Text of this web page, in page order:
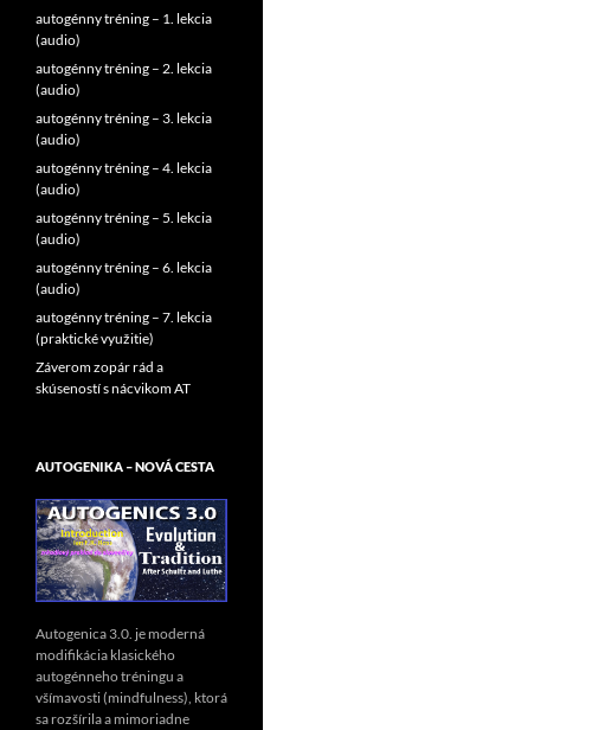
autogénny tréning – 1. lekcia
(audio)
autogénny tréning – 2. lekcia
(audio)
autogénny tréning – 3. lekcia
(audio)
autogénny tréning – 4. lekcia
(audio)
autogénny tréning – 5. lekcia
(audio)
autogénny tréning – 6. lekcia
(audio)
autogénny tréning – 7. lekcia
(praktické využitie)
Záverom zopár rád a
skúseností s nácvikom AT
AUTOGENIKA – NOVÁ CESTA
Autogenica 3.0. je moderná
modifikácia klasického
autogénneho tréningu a
všímavosti (mindfulness), ktorá
sa rozšírila a mimoriadne